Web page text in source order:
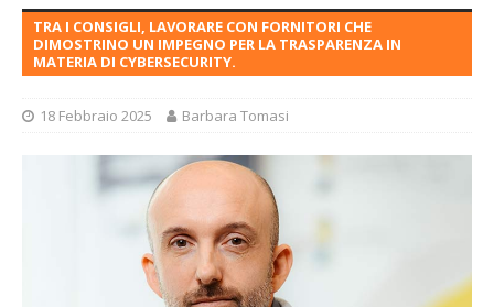
TRA I CONSIGLI, LAVORARE CON FORNITORI CHE
DIMOSTRINO UN IMPEGNO PER LA TRASPARENZA IN
MATERIA DI CYBERSECURITY.
18 Febbraio 2025 Barbara Tomasi